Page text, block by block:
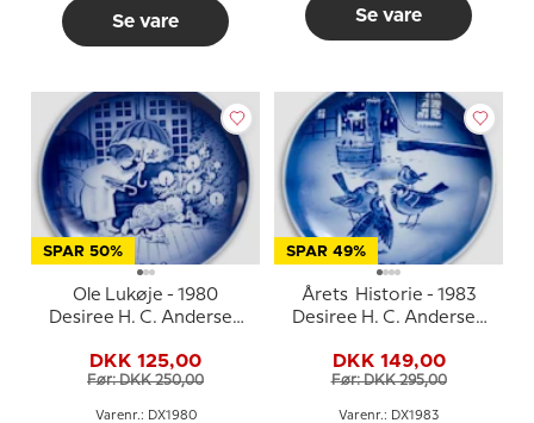
Se vare Se vare
SPAR 50%
Ole Lukøje - 1980
Desiree H. C. Andersen
DKK 125,00
Før: DKK 250,00
Varenr.: DX1980
SPAR 49%
Årets Historie - 1983
Desiree H. C. Andersen
DKK 149,00
Før: DKK 295,00
Varenr.: DX1983